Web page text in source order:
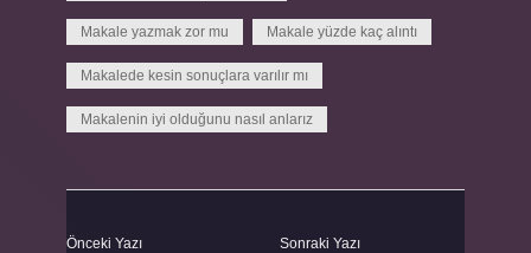
Makale yazmak zor mu Makale yüzde kaç alıntı
Makalede kesin sonuçlara varılır mı
Makalenin iyi olduğunu nasıl anlarız
Önceki Yazı Sonraki Yazı